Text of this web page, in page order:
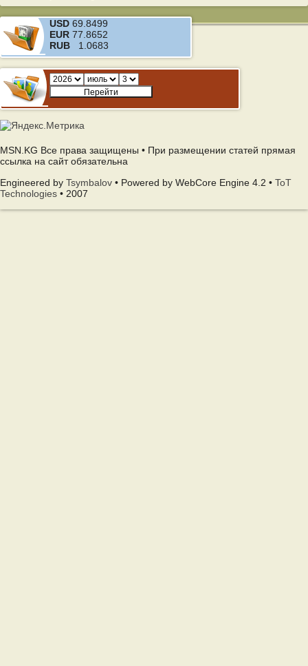
USD 69.8499
EUR 77.8652
RUB 1.0683
MSN.KG Все права защищены • При размещении статей прямая
ссылка на сайт обязательна
Engineered by Tsymbalov • Powered by WebCore Engine 4.2 • ToT
Technologies • 2007